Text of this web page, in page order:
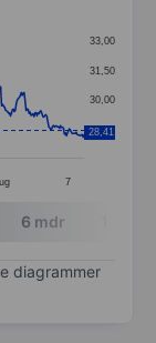
Data
7
28,50
30,00
31,50
33,00
28,41
6 mdr
diagrammer